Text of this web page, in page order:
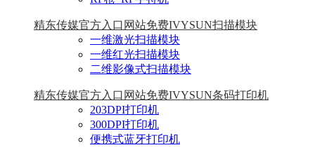
精东传媒官方入口网站免费IVYSUN扫描模块
一维激光扫描模块
一维红光扫描模块
二维影像式扫描模块
精东传媒官方入口网站免费IVYSUN条码打印机
203DPI打印机
300DPI打印机
便携式蓝牙打印机